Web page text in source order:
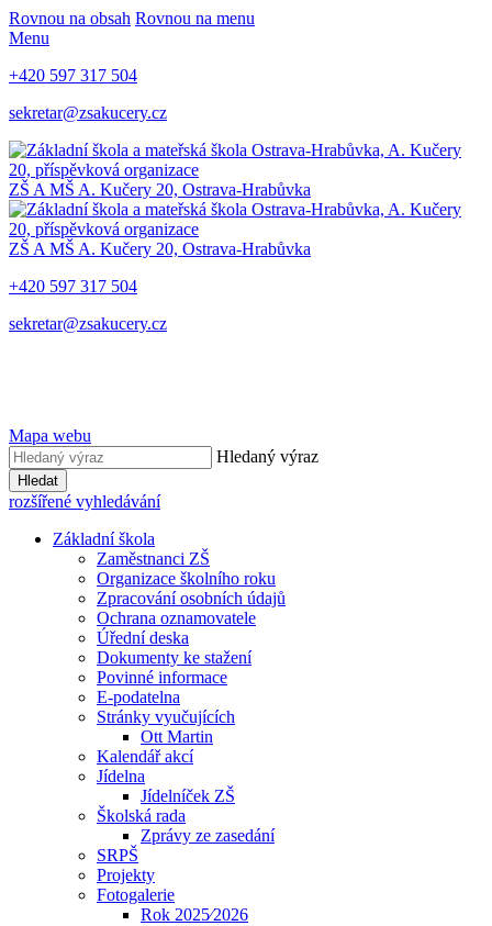
Rovnou na obsah Rovnou na menu
Menu
+420 597 317 504
sekretar@zsakucery.cz
ZŠ A MŠ A. Kučery 20, Ostrava-Hrabůvka
ZŠ A MŠ A. Kučery 20, Ostrava-Hrabůvka
+420 597 317 504
sekretar@zsakucery.cz
Mapa webu
Hledaný výraz
Hledat
rozšířené vyhledávání
Základní škola
Zaměstnanci ZŠ
Organizace školního roku
Zpracování osobních údajů
Ochrana oznamovatele
Úřední deska
Dokumenty ke stažení
Povinné informace
E-podatelna
Stránky vyučujících
Ott Martin
Kalendář akcí
Jídelna
Jídelníček ZŠ
Školská rada
Zprávy ze zasedání
SRPŠ
Projekty
Fotogalerie
Rok 2025⁄2026